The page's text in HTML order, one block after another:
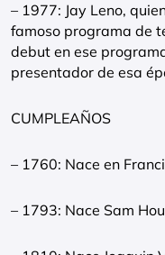
– 1977: Jay Leno,
famoso programa de
debut en ese
presentador de esa
CUMPLEAÑOS
– 1760: Nace en
– 1793: Nace Sam